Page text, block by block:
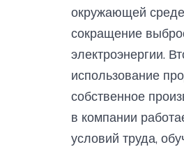
окружающей
сокращение
электроэнергии.
использование
собственное
в компании
условий труда,